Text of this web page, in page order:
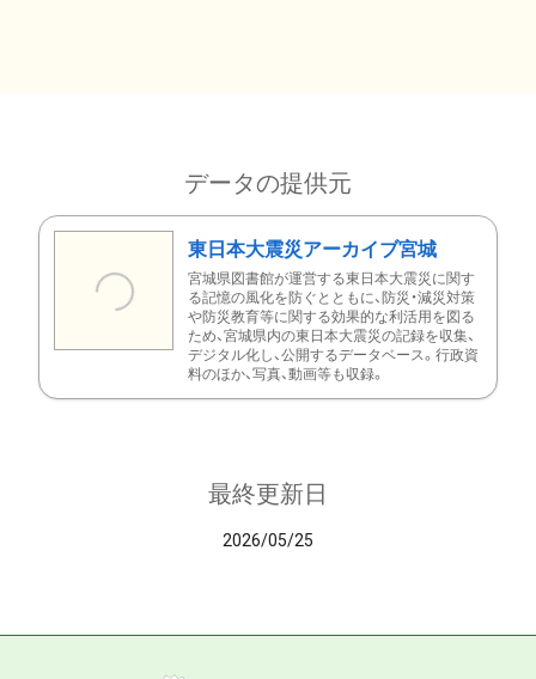
データの提供元
東日本大震災アーカイブ宮城
宮城県図書館が運営する東日本大震災に関す
る記憶の風化を防ぐとともに、防災・減災対策
や防災教育等に関する効果的な利活用を図る
ため、宮城県内の東日本大震災の記録を収集、
デジタル化し、公開するデータベース。行政資
料のほか、写真、動画等も収録。
最終更新日
2026/05/25